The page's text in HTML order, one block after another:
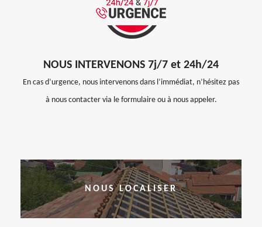
NOUS INTERVENONS 7j/7 et 24h/24
En cas d’urgence, nous intervenons dans l’immédiat, n’hésitez pas
à nous contacter via le formulaire ou à nous appeler.
NOUS LOCALISER